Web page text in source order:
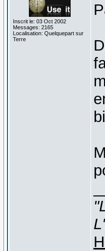
Inscrit le: 03 Oct 2002
Messages: 2165
Localisation: Quelquepart sur
Terre